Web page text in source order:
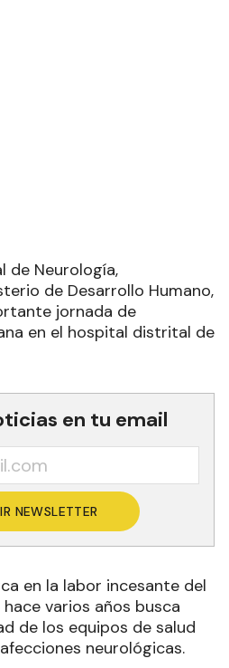
de Neurología,
de Desarrollo Humano,
jornada de
en el hospital distrital de
en tu email
NEWSLETTER
en la labor incesante del
varios años busca
de los equipos de salud
neurológicas.